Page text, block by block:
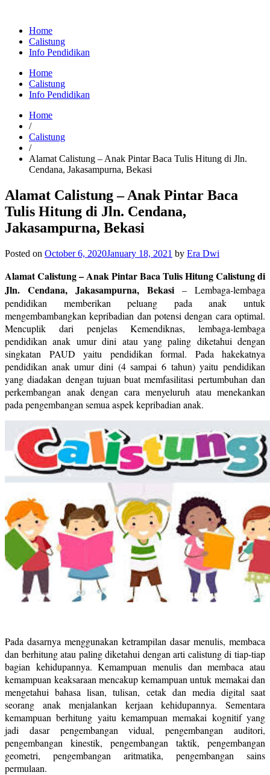
Home
Calistung
Info Pendidikan
Home
Calistung
Info Pendidikan
Home
/
Calistung
/
Alamat Calistung – Anak Pintar Baca Tulis Hitung di Jln.
Cendana, Jakasampurna, Bekasi
Alamat Calistung – Anak Pintar Baca
Tulis Hitung di Jln. Cendana,
Jakasampurna, Bekasi
Posted on October 6, 2020January 18, 2021 by Era Dwi
Alamat Calistung – Anak Pintar Baca Tulis Hitung Calistung di
Jln. Cendana, Jakasampurna, Bekasi – Lembaga-lembaga
pendidikan memberikan peluang pada anak untuk
mengembambangkan kepribadian dan potensi dengan cara optimal.
Mencuplik dari penjelas Kemendiknas, lembaga-lembaga
pendidikan anak umur dini atau yang paling diketahui dengan
singkatan PAUD yaitu pendidikan formal. Pada hakekatnya
pendidikan anak umur dini (4 sampai 6 tahun) yaitu pendidikan
yang diadakan dengan tujuan buat memfasilitasi pertumbuhan dan
perkembangan anak dengan cara menyeluruh atau menekankan
pada pengembangan semua aspek kepribadian anak.
Pada dasarnya menggunakan ketrampilan dasar menulis, membaca
dan berhitung atau paling diketahui dengan arti calistung di tiap-tiap
bagian kehidupannya. Kemampuan menulis dan membaca atau
kemampuan keaksaraan mencakup kemampuan untuk memakai dan
mengetahui bahasa lisan, tulisan, cetak dan media digital saat
seorang anak menjalankan kerjaan kehidupannya. Sementara
kemampuan berhitung yaitu kemampuan memakai kognitif yang
jadi dasar pengembangan vidual, pengembangan auditori,
pengembangan kinestik, pengembangan taktik, pengembangan
geometri, pengembangan aritmatika, pengembangan sains
permulaan.